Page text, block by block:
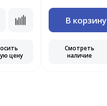
цену
В корзину
Смотреть
наличие